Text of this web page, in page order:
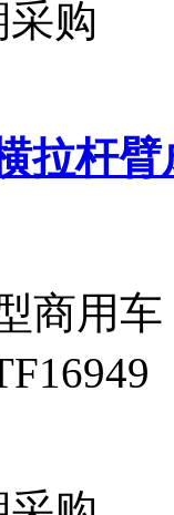
购
拉杆臂
商用